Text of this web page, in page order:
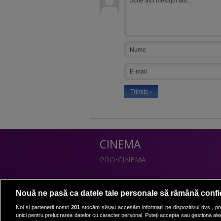
CINEMA
PRO•CINEMA
DIVERTISMENT
PRO•TV
Romanii au talent
Nouă ne pasă ca datele tale personale să rămână
Noi și partenerii noștri 201stocăm și/sau accesăm informații pe dispozitivul dvs.,
unici pentru prelucrarea datelor cu caracter personal. Puteți accepta sau gestiona